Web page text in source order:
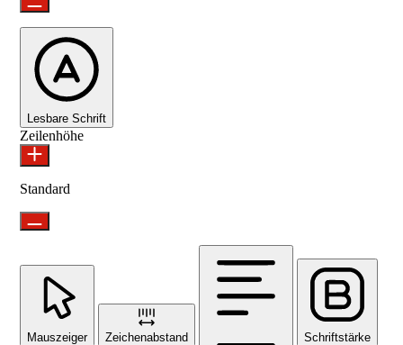
Lesbare Schrift
Zeilenhöhe
Standard
Mauszeiger Zeichenabstand Schriftstärke